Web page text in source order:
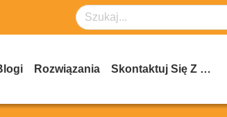
Rozwiązania Skontaktuj Się Z Nami